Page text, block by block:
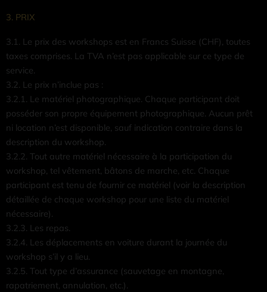
3. PRIX
3.1. Le prix des workshops est en Francs Suisse (CHF), toutes
taxes comprises. La TVA n’est pas applicable sur ce type de
service.
3.2. Le prix n’inclue pas :
3.2.1. Le matériel photographique. Chaque participant doit
posséder son propre équipement photographique. Aucun prêt
ni location n’est disponible, sauf indication contraire dans la
description du workshop.
3.2.2. Tout autre matériel nécessaire à la participation du
workshop, tel vêtement, bâtons de marche, etc. Chaque
participant est tenu de fournir ce matériel (voir la description
détaillée de chaque workshop pour une liste du matériel
nécessaire).
3.2.3. Les repas.
3.2.4. Les déplacements en voiture durant la journée du
workshop s’il y a lieu.
3.2.5. Tout type d’assurance (sauvetage en montagne,
rapatriement, annulation, etc.).